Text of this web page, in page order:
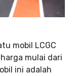
mobil LCGC
mulai dari
ini adalah